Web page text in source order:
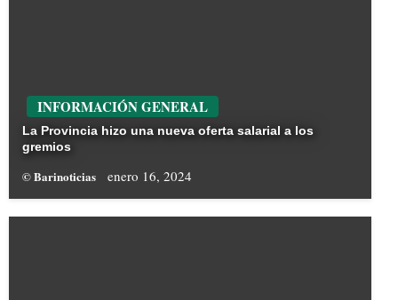
INFORMACIÓN GENERAL
La Provincia hizo una nueva oferta salarial a los
gremios
© Barinoticias enero 16, 2024